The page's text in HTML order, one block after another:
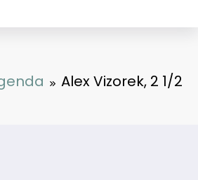
Alex Vizorek, 2 1/2